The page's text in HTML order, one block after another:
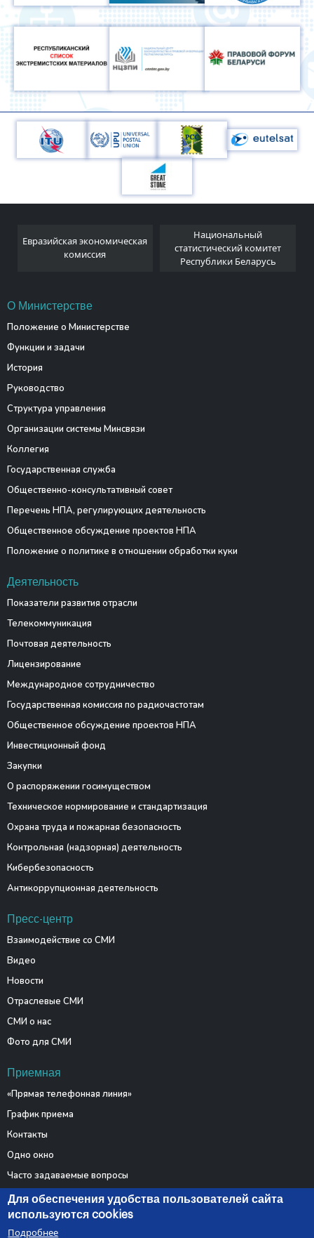
Евразийская экономическая
комиссия
Национальный
статистический комитет
Республики Беларусь
О Министерстве
Положение о Министерстве
Функции и задачи
История
Руководство
Структура управления
Организации системы Минсвязи
Коллегия
Государственная служба
Общественно-консультативный совет
Перечень НПА, регулирующих деятельность
Общественное обсуждение проектов НПА
Положение о политике в отношении обработки куки
Деятельность
Показатели развития отрасли
Телекоммуникация
Почтовая деятельность
Лицензирование
Международное сотрудничество
Государственная комиссия по радиочастотам
Общественное обсуждение проектов НПА
Инвестиционный фонд
Закупки
О распоряжении госимуществом
Техническое нормирование и стандартизация
Охрана труда и пожарная безопасность
Контрольная (надзорная) деятельность
Кибербезопасность
Антикоррупционная деятельность
Пресс-центр
Взаимодействие со СМИ
Видео
Новости
Отраслевые СМИ
СМИ о нас
Фото для СМИ
Приемная
«Прямая телефонная линия»
График приема
Контакты
Одно окно
Часто задаваемые вопросы
Электронные обращения
Для обеспечения удобства пользователей сайта
используются cookies
Подробнее